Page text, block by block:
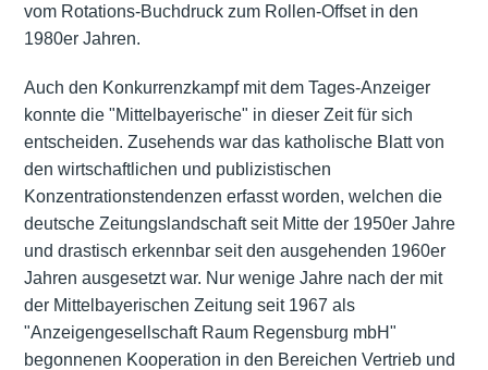
vom Rotations-Buchdruck zum Rollen-Offset in den
1980er Jahren.
Auch den Konkurrenzkampf mit dem Tages-Anzeiger
konnte die "Mittelbayerische" in dieser Zeit für sich
entscheiden. Zusehends war das katholische Blatt von
den wirtschaftlichen und publizistischen
Konzentrationstendenzen erfasst worden, welchen die
deutsche Zeitungslandschaft seit Mitte der 1950er Jahre
und drastisch erkennbar seit den ausgehenden 1960er
Jahren ausgesetzt war. Nur wenige Jahre nach der mit
der Mittelbayerischen Zeitung seit 1967 als
"Anzeigengesellschaft Raum Regensburg mbH"
begonnenen Kooperation in den Bereichen Vertrieb und